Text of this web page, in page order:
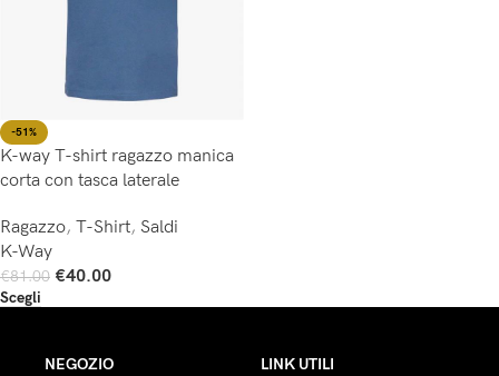
-51%
K-way T-shirt ragazzo manica
corta con tasca laterale
Ragazzo, T-Shirt, Saldi
K-Way
€81.00 €40.00
Scegli
NEGOZIO
LINK UTILI